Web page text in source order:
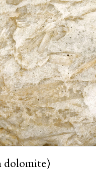
dolomite)